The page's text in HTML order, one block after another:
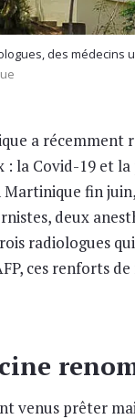
des
a récemment
: la Covid-19 et
Martinique fin
deux
radiologues
ces renforts
venus prêter